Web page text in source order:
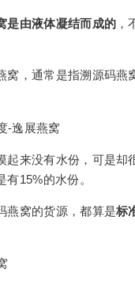
是由液体凝结而成的 ，
窝，通常是指溯源码燕
起来没有水份，可是却
15%的水份。
燕窝的货源，都算是标